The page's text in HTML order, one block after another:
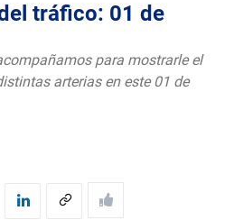
tráfico: 01 de
para mostrarle el
arterias en este 01 de